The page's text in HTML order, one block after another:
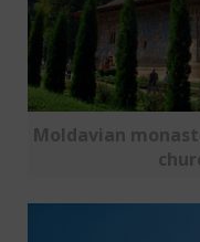
Moldavian